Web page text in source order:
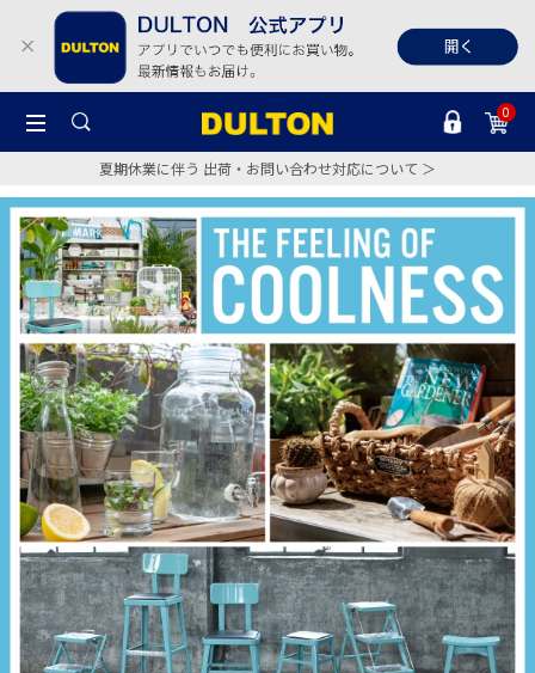
0
夏期休業に伴う 出荷・お問い合わせ対応について ＞